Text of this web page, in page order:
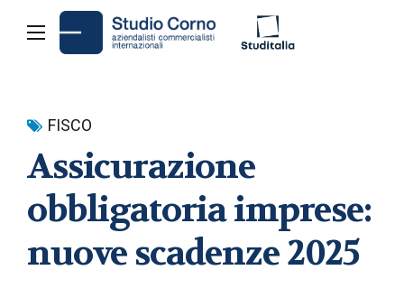
FISCO
Assicurazione
obbligatoria imprese:
nuove scadenze 2025